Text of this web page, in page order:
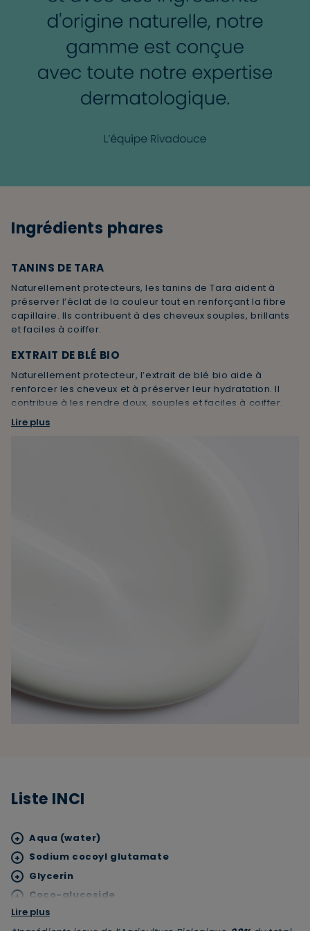
du Pérou, qui possède le pouvoir anti-oxydant et aide
ainsi à protéger le cheveu et la couleur. Testé sous
contrôle dermatologique.
FABRICATION AVEC AMOUR EN FRANCE: Tous nos
produits sont développés et fabriqués depuis 50 ans dans
notre Laboratoire situé à Thouars en France. Une
production locale pour un soin responsable !
Ingrédients phares
TANINS DE TARA
Naturellement protecteurs, les tanins de Tara aident à
préserver l’éclat de la couleur tout en renforçant la fibre
capillaire. Ils contribuent à des cheveux souples, brillants
et faciles à coiffer.
EXTRAIT DE BLÉ BIO
Naturellement protecteur, l’extrait de blé bio aide à
renforcer les cheveux et à préserver leur hydratation. Il
contribue à les rendre doux, souples et faciles à coiffer.
Lire plus
Liste INCI
+ Aqua (water)
+ Sodium cocoyl glutamate
+ Glycerin
+ Coco-glucoside
+ Coco-caprylate/caprate
Lire plus